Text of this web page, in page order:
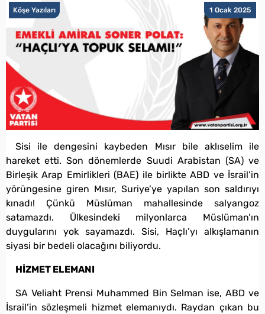
1 Ocak 2025
Köşe Yazıları
Sisi ile dengesini kaybeden Mısır bile aklıselim ile
hareket etti. Son dönemlerde Suudi Arabistan (SA) ve
Birleşik Arap Emirlikleri (BAE) ile birlikte ABD ve İsrail’in
yörüngesine giren Mısır, Suriye’ye yapılan son saldırıyı
kınadı! Çünkü Müslüman mahallesinde salyangoz
satamazdı. Ülkesindeki milyonlarca Müslüman’ın
duygularını yok sayamazdı. Sisi, Haçlı’yı alkışlamanın
siyasi bir bedeli olacağını biliyordu.
HİZMET ELEMANI
SA Veliaht Prensi Muhammed Bin Selman ise, ABD ve
İsrail’in sözleşmeli hizmet elemanıydı. Raydan çıkan bu